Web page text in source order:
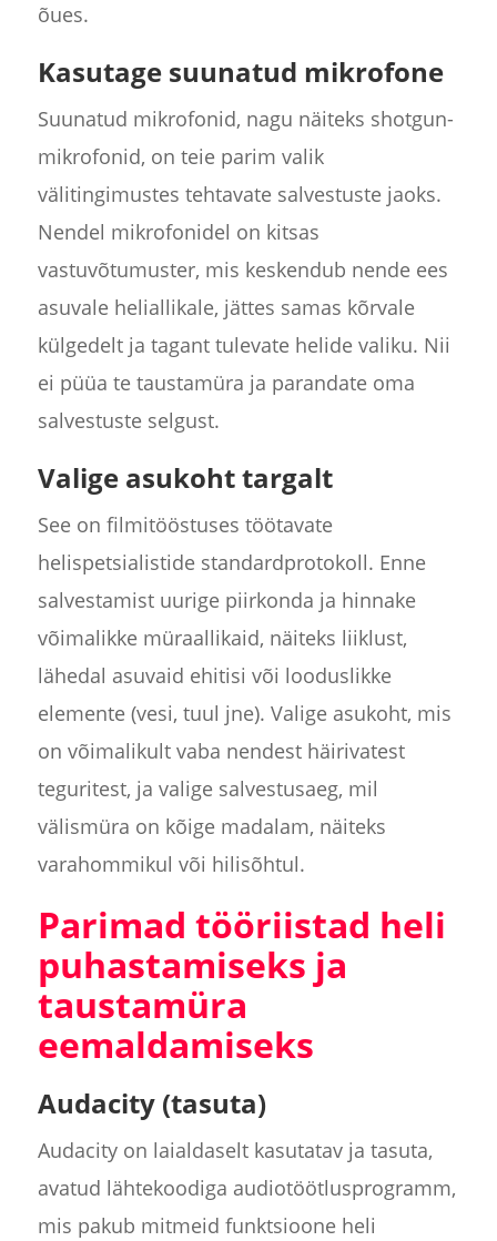
õues.
Kasutage suunatud mikrofone
Suunatud mikrofonid, nagu näiteks shotgun-
mikrofonid, on teie parim valik
välitingimustes tehtavate salvestuste jaoks.
Nendel mikrofonidel on kitsas
vastuvõtumuster, mis keskendub nende ees
asuvale heliallikale, jättes samas kõrvale
külgedelt ja tagant tulevate helide valiku. Nii
ei püüa te taustamüra ja parandate oma
salvestuste selgust.
Valige asukoht targalt
See on filmitööstuses töötavate
helispetsialistide standardprotokoll. Enne
salvestamist uurige piirkonda ja hinnake
võimalikke müraallikaid, näiteks liiklust,
lähedal asuvaid ehitisi või looduslikke
elemente (vesi, tuul jne). Valige asukoht, mis
on võimalikult vaba nendest häirivatest
teguritest, ja valige salvestusaeg, mil
välismüra on kõige madalam, näiteks
varahommikul või hilisõhtul.
Parimad tööriistad heli
puhastamiseks ja
taustamüra
eemaldamiseks
Audacity (tasuta)
Audacity on laialdaselt kasutatav ja tasuta,
avatud lähtekoodiga audiotöötlusprogramm,
mis pakub mitmeid funktsioone heli